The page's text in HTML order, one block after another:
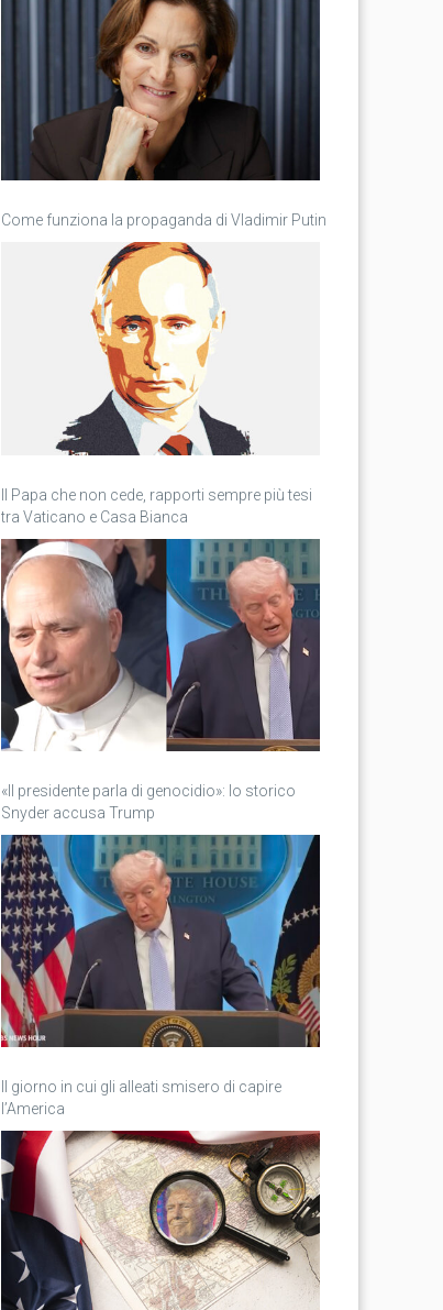
Come funziona la propaganda di Vladimir Putin
Il Papa che non cede, rapporti sempre più tesi
tra Vaticano e Casa Bianca
«Il presidente parla di genocidio»: lo storico
Snyder accusa Trump
Il giorno in cui gli alleati smisero di capire
l’America